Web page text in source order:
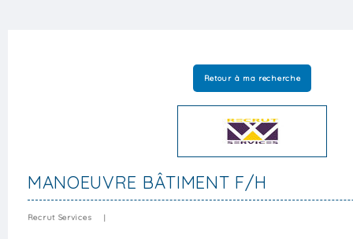
Retour à ma recherche
MANOEUVRE BÂTIMENT F/H
Recrut Services |